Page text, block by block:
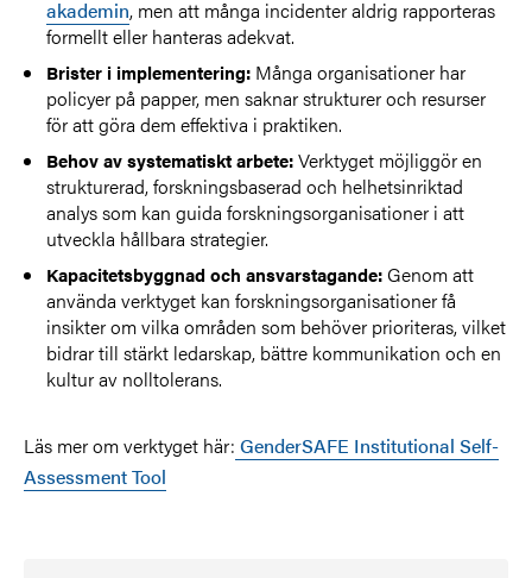
akademin, men att många incidenter aldrig rapporteras
formellt eller hanteras adekvat.
Brister i implementering: Många organisationer har
policyer på papper, men saknar strukturer och resurser
för att göra dem effektiva i praktiken.
Behov av systematiskt arbete:Verktyget möjliggör en
strukturerad, forskningsbaserad och helhetsinriktad
analys som kan guida forskningsorganisationer i att
utveckla hållbara strategier.
Kapacitetsbyggnad och ansvarstagande:Genom att
använda verktyget kan forskningsorganisationer få
insikter om vilka områden som behöver prioriteras, vilket
bidrar till stärkt ledarskap, bättre kommunikation och en
kultur av nolltolerans.
Läs mer om verktyget här: GenderSAFE Institutional Self-
Assessment Tool